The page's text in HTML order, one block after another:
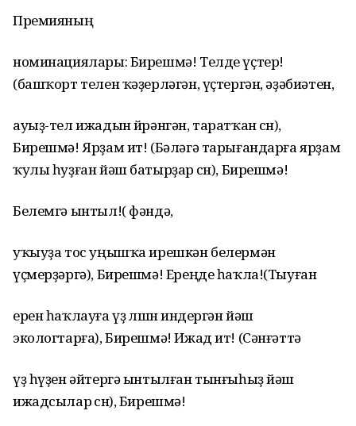
Премияның
номинациялары: Бирешмә! Телде үҫтер!
(башҡорт телен ҡәҙерләгән, үҫтергән, әҙәбиәтен,
ауыҙ-тел ижадын өйрәнгән, таратҡан өсөн),
Бирешмә! Ярҙам ит! (Бәләгә тарығандарға ярҙам
ҡулы һуҙған йәш батырҙар өсөн), Бирешмә!
Белемгә ынтыл!( фәндә,
уҡыуҙа тос уңышҡа ирешкән белермән
үҫмерҙәргә), Бирешмә! Ереңде һаҡла!(Тыуған
ерен һаҡлауға үҙ өлөшөн индергән йәш
экологтарға), Бирешмә! Ижад ит! (Сәнғәттә
үҙ һүҙен әйтергә ынтылған тынғыһыҙ йәш
ижадсылар өсөн), Бирешмә!